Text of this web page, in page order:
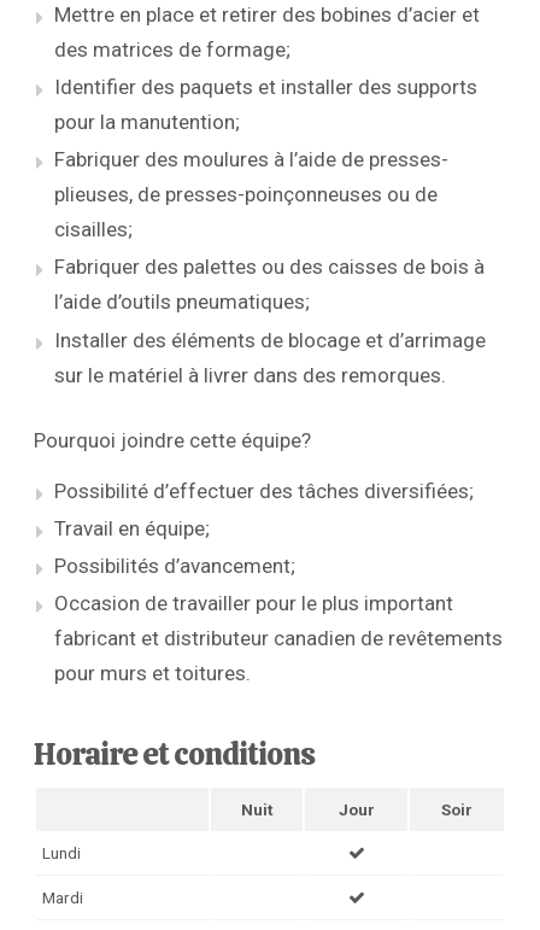
Mettre en place et retirer des bobines d’acier et
des matrices de formage;
Identifier des paquets et installer des supports
pour la manutention;
Fabriquer des moulures à l’aide de presses-
plieuses, de presses-poinçonneuses ou de
cisailles;
Fabriquer des palettes ou des caisses de bois à
l’aide d’outils pneumatiques;
Installer des éléments de blocage et d’arrimage
sur le matériel à livrer dans des remorques.
Pourquoi joindre cette équipe?
Possibilité d’effectuer des tâches diversifiées;
Travail en équipe;
Possibilités d’avancement;
Occasion de travailler pour le plus important
fabricant et distributeur canadien de revêtements
pour murs et toitures.
Horaire et conditions
Nuit Jour Soir
Lundi
Mardi